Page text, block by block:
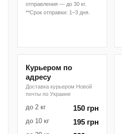
отправления — до 30 кг.
**Срок отправки: 1–3 дня.
Курьером по
адресу
Доставка курьером Новой
почты по Украине
до 2 кг 150 грн
до 10 кг 195 грн